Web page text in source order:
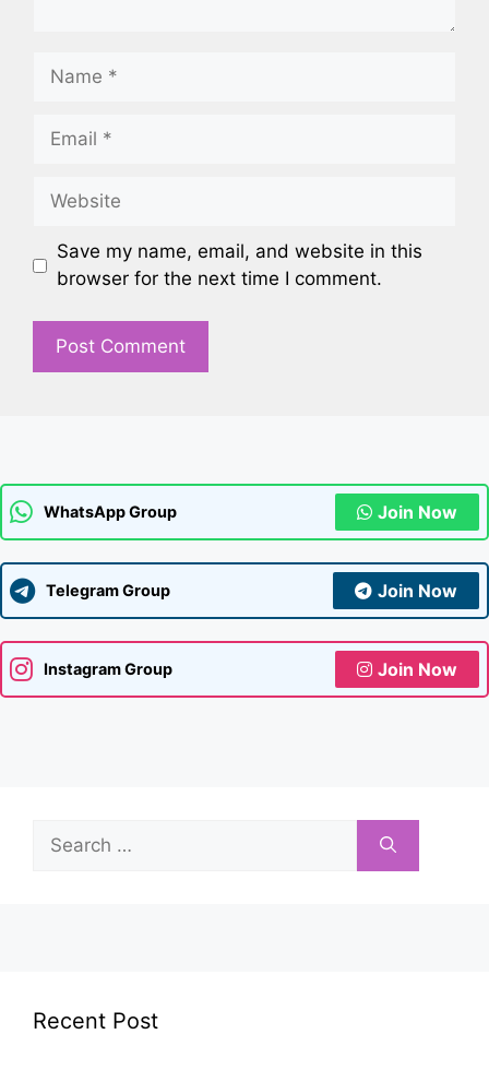
Name
Email
Website
Save my name, email, and website in this
browser for the next time I comment.
WhatsApp Group Join Now
Telegram Group Join Now
Instagram Group Join Now
for:
Recent Post